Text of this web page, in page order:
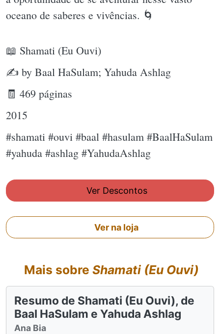
oceano de saberes e vivências. 🌀
📖 Shamati (Eu Ouvi)
✍ by Baal HaSulam; Yahuda Ashlag
🧾 469 páginas
2015
#shamati #ouvi #baal #hasulam #BaalHaSulam
#yahuda #ashlag #YahudaAshlag
Ver Descontos
Ver na loja
Mais sobre Shamati (Eu Ouvi)
Resumo de Shamati (Eu Ouvi), de
Baal HaSulam e Yahuda Ashlag
Ana Bia